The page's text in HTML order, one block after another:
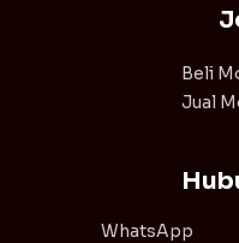
Beli
Jual
WhatsApp